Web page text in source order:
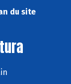
du site